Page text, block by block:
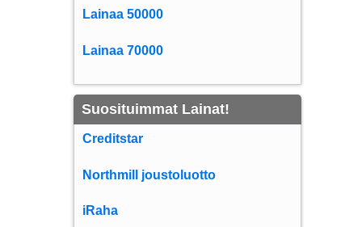
Lainaa 50000
Lainaa 70000
Suosituimmat Lainat!
Creditstar
Northmill joustoluotto
iRaha